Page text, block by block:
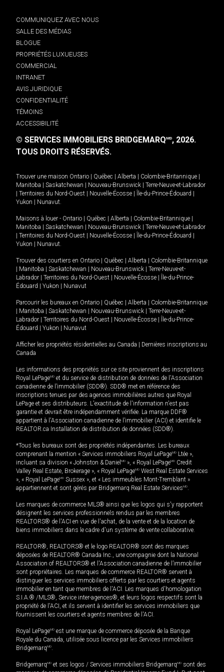
COMMUNIQUEZ AVEC NOUS
SALLE DES MÉDIAS
BLOGUE
PROPRIÉTÉS LUXUEUSES
COMMERCIAL
INTRANET
AVIS JURIDIQUE
CONFIDENTIALITÉ
TÉMOINS
ACCESSIBILITÉ
© SERVICES IMMOBILIERS BRIDGEMARQMD, 2026.
TOUS DROITS RÉSERVÉS.
Trouver une maison Ontario Québec Alberta Colombie-Britannique
Manitoba
Saskatchewan Nouveau-Brunswick
Terre-Neuve-et-Labrador
Territoires du Nord-Ouest Nouvelle-Écosse Île-du-Prince-Édouard
Yukon
Nunavut.
Maisons à louer - Ontario Québec Alberta Colombie-Britannique
Manitoba
Saskatchewan Nouveau-Brunswick
Terre-Neuve-et-Labrador
Territoires du Nord-Ouest Nouvelle-Écosse Île-du-Prince-Édouard
Yukon
Nunavut.
Trouver des courtiers en Ontario Québec Alberta
Colombie-Britannique
Manitoba Saskatchewan Nouveau-Brunswick
Terre-Neuve-et-
Labrador
Territoires du Nord-Ouest Nouvelle-Écosse
Île-du-Prince-
Édouard
Yukon Nunavut
Parcourir les bureaux en Ontario Québec Alberta
Colombie-Britannique
Manitoba Saskatchewan Nouveau-Brunswick
Terre-Neuve-et-
Labrador
Territoires du Nord-Ouest Nouvelle-Écosse
Île-du-Prince-
Édouard
Yukon Nunavut
Afficher les propriétés résidentielles au Canada
Dernières inscriptions au
Canada
Les informations des propriétés sur ce site proviennent des inscriptions
Royal LePageMD et du service de distribution de données de l'Association
canadienne de l’immobilier (SDD®). SDD® met en référence des
inscriptions tenues par des agences immobilières autres que Royal
LePage et ses distributeurs. L'exactitude de l'information n'est pas
garantie et devrait être indépendamment vérifiée. La marque DDF®
appartient à l'Association canadienne de l’immobilier (ACI) et identifie le
REALTOR.ca Installation de distribution de données (SDD®).
*Tous les bureaux sont des propriétés indépendantes. Les bureaux
comprenant la mention « Services immobiliers Royal LePageMD Ltée »,
incluant sa division « Johnston & Daniel MD », « Royal LePageMD Credit
Valley Real Estate, Brokerage », « Royal LePageMD West Real Estate Services
», « Royal LePageMD Sussex », et « Les immeubles Mont-Tremblant »
appartiennent et sont gérés par Bridgemarq Real Estate ServicesMD.
Les marques de commerce MLS® ainsi que les logos qui s'y rapportent
désignent les services professionnels rendus par les membres
REALTORS® de l'ACI en vue de l'achat, de la vente et de la location de
biens immobiliers dans le cadre d'un système de vente collaborative.
REALTOR®, REALTORS® et le logo REALTOR® sont des marques
déposées de REALTOR® Canada Inc., une compagnie dont la National
Association of REALTORS® et l'Association canadienne de l’immobilier
sont propriétaires. Les marques de commerce REALTOR® servent à
distinguer les services immobiliers offerts par les courtiers et agents
immobilier en tant que membres de l'ACI. Les marques d'homologation
S.I.A.® /MLS®, Service inter-agences®, et leurs logos respectifs sont la
propriété de l'ACI, et ils servent à identifier les services immobiliers que
fournissent les courtiers et agents membres de l'ACI.
Royal LePageMD est une marque de commerce déposée de la Banque
Royale du Canada, utilisée sous licence par les Services immobiliers
BridgemarqMD.
BridgemarqMD et ses logos / Services immobiliers BridgemarqMD sont des